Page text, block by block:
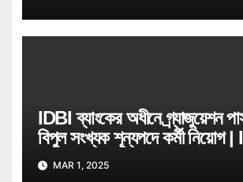
IDBI ব্যাংকের অধীনে গ্ৰ্যাজুয়েশন
বিপুল সংখ্যক শূন্যপদে কর্মী নিয়োগ
Bank Job Recruitment
MAR 1, 2025